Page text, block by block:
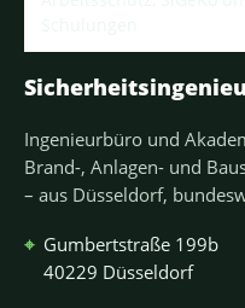
Ingenieurbüro und
Brand-, Anlagen- und
– aus Düsseldorf,
⌖ Gumbertstraße 199b
40229 Düsseldorf